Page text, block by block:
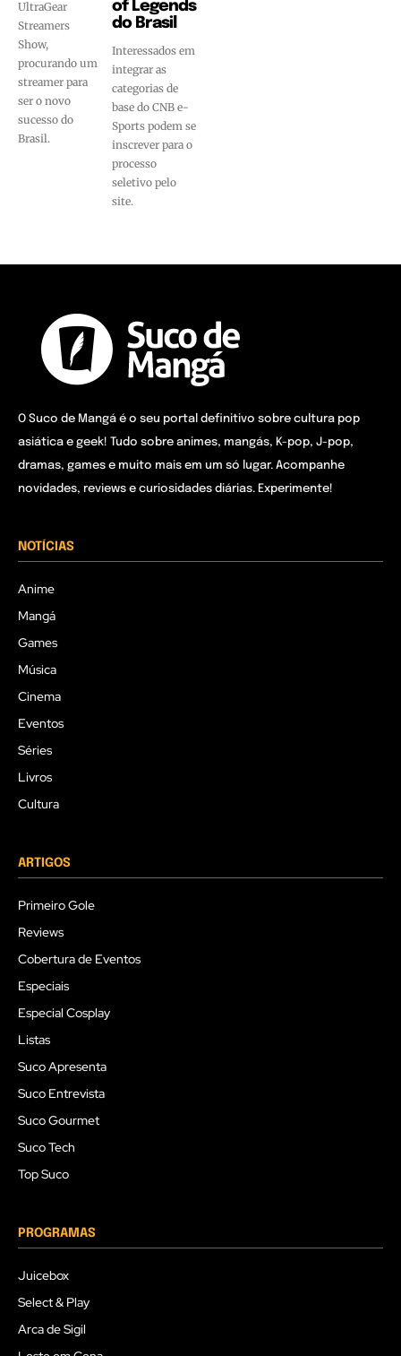
UltraGear
Streamers
Show,
procurando um
streamer para
ser o novo
sucesso do
Brasil.
of Legends
do Brasil
Interessados em
integrar as
categorias de
base do CNB e-
Sports podem se
inscrever para o
processo
seletivo pelo
site.
O Suco de Mangá é o seu portal definitivo sobre cultura pop
asiática e geek! Tudo sobre animes, mangás, K-pop, J-pop,
dramas, games e muito mais em um só lugar. Acompanhe
novidades, reviews e curiosidades diárias. Experimente!
NOTÍCIAS
Anime
Mangá
Games
Música
Cinema
Eventos
Séries
Livros
Cultura
ARTIGOS
Primeiro Gole
Reviews
Cobertura de Eventos
Especiais
Especial Cosplay
Listas
Suco Apresenta
Suco Entrevista
Suco Gourmet
Suco Tech
Top Suco
PROGRAMAS
Juicebox
Select & Play
Arca de Sigil